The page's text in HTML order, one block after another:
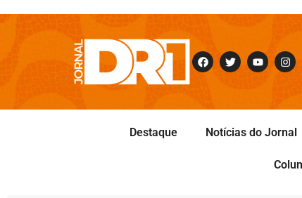
Destaque Notícias do Jornal